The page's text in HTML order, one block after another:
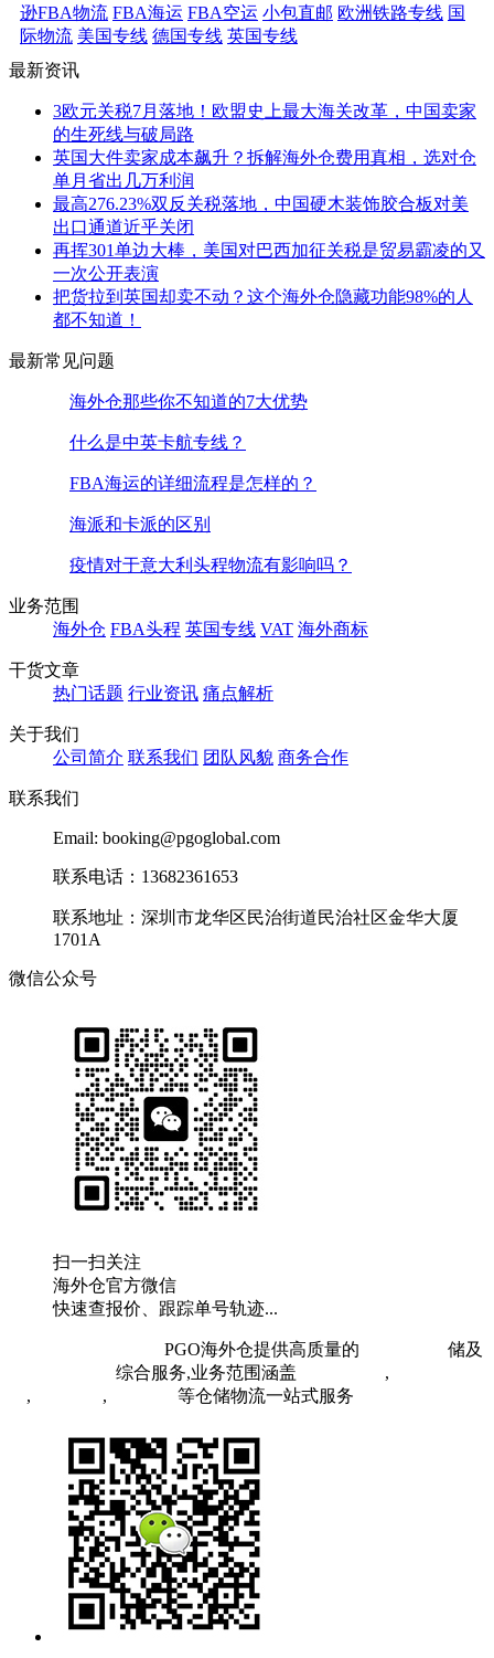
逊FBA物流 FBA海运 FBA空运 小包直邮 欧洲铁路专线 国
际物流 美国专线 德国专线 英国专线
最新资讯
3欧元关税7月落地！欧盟史上最大海关改革，中国卖家
的生死线与破局路
英国大件卖家成本飙升？拆解海外仓费用真相，选对仓
单月省出几万利润
最高276.23%双反关税落地，中国硬木装饰胶合板对美
出口通道近乎关闭
再挥301单边大棒，美国对巴西加征关税是贸易霸凌的又
一次公开表演
把货拉到英国却卖不动？这个海外仓隐藏功能98%的人
都不知道！
最新常见问题
海外仓那些你不知道的7大优势
什么是中英卡航专线？
FBA海运的详细流程是怎样的？
海派和卡派的区别
疫情对于意大利头程物流有影响吗？
业务范围
海外仓 FBA头程 英国专线 VAT 海外商标
干货文章
热门话题 行业资讯 痛点解析
关于我们
公司简介 联系我们 团队风貌 商务合作
联系我们
Email: booking@pgoglobal.com
联系电话：13682361653
联系地址：深圳市龙华区民治街道民治社区金华大厦
1701A
微信公众号
扫一扫关注
海外仓官方微信
快速查报价、跟踪单号轨迹...
PGO海外仓提供高质量的
储及
综合服务,业务范围涵盖 ,
, , 等仓储物流一站式服务